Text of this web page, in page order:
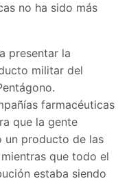
no ha sido más
presentar la
militar del
farmacéuticas
que la gente
un producto de las
que todo el
estaba siendo